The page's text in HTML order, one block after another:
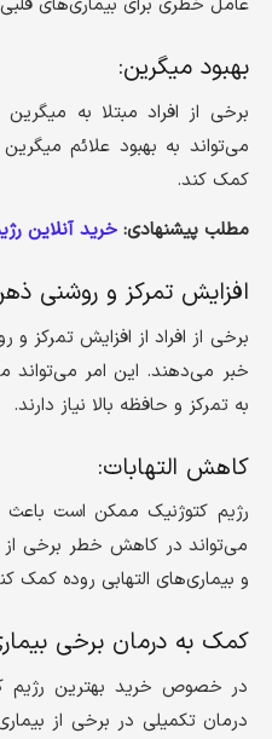
عامل خطری برای بیماری‌های
بهبود میگرین:
برخی از افراد مبتلا به
می‌تواند به بهبود علائم
کمک کند.
مطلب پیشنهادی:خرید آنلاین
افزایش تمرکز و روشنی
برخی از افراد از افزایش
خبر می‌دهند. این امر می‌تواند
به تمرکز و حافظه بالا نیاز دارند.
کاهش التهابات:
رژیم کتوژنیک ممکن است باعث
می‌تواند در کاهش خطر برخی از
و بیماری‌های التهابی روده کمک
کمک به درمان برخی
در خصوص خرید بهترین رژیم
درمان تکمیلی در برخی از